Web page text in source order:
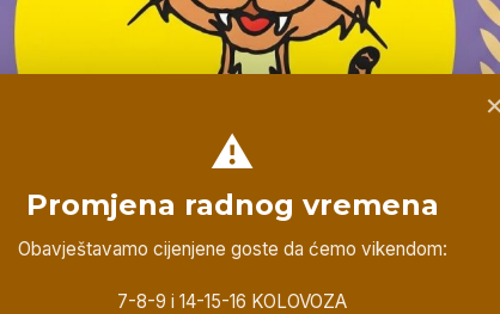
⚠️
Promjena radnog vremena
Obavještavamo cijenjene goste da ćemo vikendom:
7-8-9 i 14-15-16 KOLOVOZA